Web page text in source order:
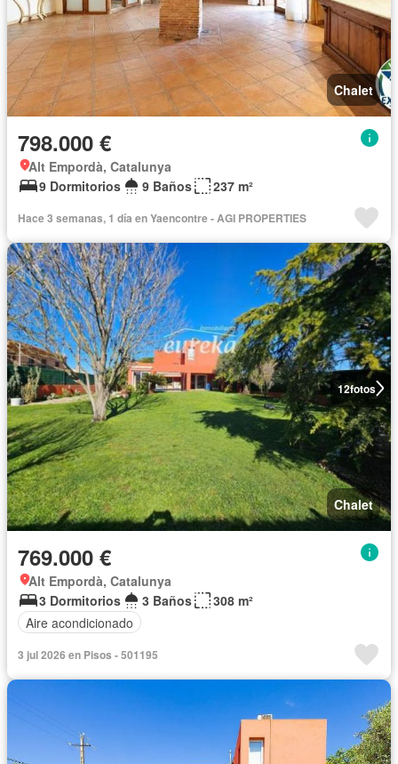
Chalet
798.000 €
Alt Empordà, Catalunya
9 Dormitorios
9 Baños 237 m²
Hace 3 semanas, 1 día en Yaencontre - AGI PROPERTIES
12fotos
Chalet
769.000 €
Alt Empordà, Catalunya
3 Dormitorios
3 Baños
308 m²
Aire acondicionado
3 jul 2026 en Pisos - 501195